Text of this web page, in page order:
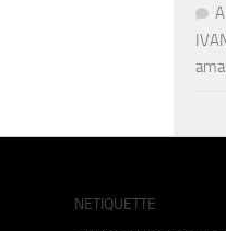
NETIQUETTE